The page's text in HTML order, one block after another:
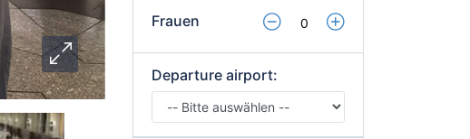
Frauen
Departure airport: